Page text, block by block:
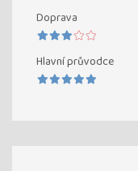
Doprava
Hlavní průvodce